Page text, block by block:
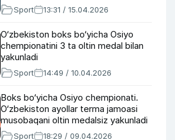
Sport 13:31 / 15.04.2026
O‘zbekiston boks bo‘yicha Osiyo
chempionatini 3 ta oltin medal bilan
yakunladi
Sport 14:49 / 10.04.2026
Boks bo‘yicha Osiyo chempionati.
O‘zbekiston ayollar terma jamoasi
musobaqani oltin medalsiz yakunladi
Sport 18:29 / 09.04.2026